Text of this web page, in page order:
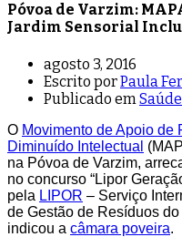
Póvoa de Varzim:
Jardim Sensorial
agosto 3, 2016
Escrito porPaula
Publicado em
O Movimento de Apoio de
Diminuído Intelectual
na Póvoa de Varzim,
no concurso “Lipor
pela LIPOR – Serviço
de Gestão de Resíduos
indicou a câmara poveira.